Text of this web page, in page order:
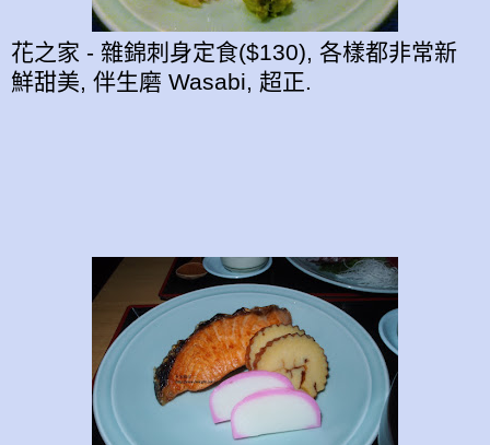
花之家 - 雜錦刺身定食($130), 各樣都非常新
鮮甜美, 伴生磨 Wasabi, 超正.